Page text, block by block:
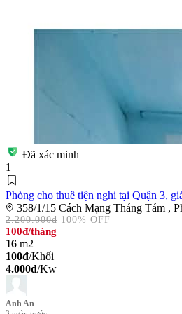
Đã xác minh
1
Phòng cho thuê tiện nghi tại Quận 3,
358/1/15 Cách Mạng Tháng Tám ,
2.200.000đ 100% OFF
100đ/tháng
16 m2
100đ/Khối
4.000đ/Kw
Anh An